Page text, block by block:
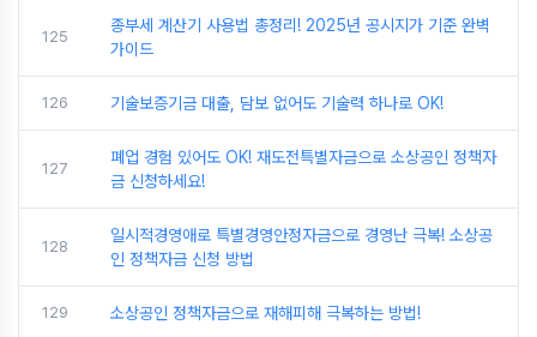
125
종부세 계산기 사용법 총정리! 2025년 공시지가 기준 완벽
가이드
126 기술보증기금 대출, 담보 없어도 기술력 하나로 OK!
127
폐업 경험 있어도 OK! 재도전특별자금으로 소상공인 정책자
금 신청하세요!
128
일시적경영애로 특별경영안정자금으로 경영난 극복! 소상공
인 정책자금 신청 방법
129 소상공인 정책자금으로 재해피해 극복하는 방법!